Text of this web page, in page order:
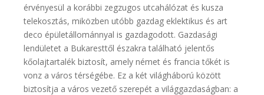
érvényesül a korábbi zegzugos utcahálózat és kusza
telekosztás, miközben utóbb gazdag eklektikus és art
deco épületállománnyal is gazdagodott. Gazdasági
lendületet a Bukaresttől északra található jelentős
kőolajtartalék biztosít, amely német és francia tőkét is
vonz a város térségébe. Ez a két világháború között
biztosítja a város vezető szerepét a világgazdaságban: a